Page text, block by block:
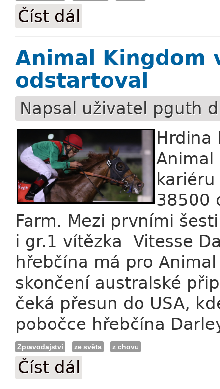
Číst dál
Animal Kingdom
odstartoval
Napsal uživatel pguth
Hrdina
Animal
38500
Farm. Mezi prvními
i gr.1 vítězka Vitesse
hřebčína má pro
skončení australské
čeká přesun do USA,
pobočce hřebčína
Zpravodajství ze světa z chovu
Číst dál